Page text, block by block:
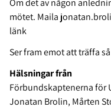
Om det av någon
mötet. Maila
länk
Ser fram emot att träffa
Hälsningar från
Förbundskaptenerna för
Jonatan Brolin, Mårten